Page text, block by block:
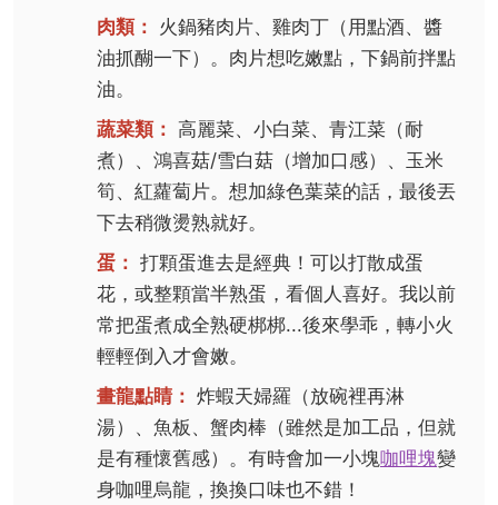
肉類： 火鍋豬肉片、雞肉丁（用點酒、醬
油抓醐一下）。肉片想吃嫩點，下鍋前拌點
油。
蔬菜類： 高麗菜、小白菜、青江菜（耐
煮）、鴻喜菇/雪白菇（增加口感）、玉米
筍、紅蘿蔔片。想加綠色葉菜的話，最後丟
下去稍微燙熟就好。
蛋： 打顆蛋進去是經典！可以打散成蛋
花，或整顆當半熟蛋，看個人喜好。我以前
常把蛋煮成全熟硬梆梆...後來學乖，轉小火
輕輕倒入才會嫩。
畫龍點睛： 炸蝦天婦羅（放碗裡再淋
湯）、魚板、蟹肉棒（雖然是加工品，但就
是有種懷舊感）。有時會加一小塊咖哩塊變
身咖哩烏龍，換換口味也不錯！